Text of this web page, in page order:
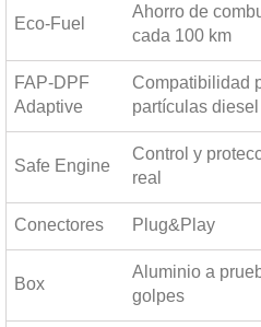
Eco-Fuel
Ahorro de
cada 100 km
FAP-DPF
Adaptive
Compatibilidad
partículas diesel
Safe Engine
Control y
real
Conectores Plug&Play
Box
Aluminio a
golpes